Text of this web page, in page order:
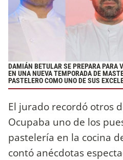
DAMIÁN BETULARSE PREPARA PARA
EN UNA NUEVA TEMPORADA DE
PASTELERO COMO UNO DE SUS
El jurado recordó otros
Ocupaba uno de los
pastelería en la cocina
contó anécdotas